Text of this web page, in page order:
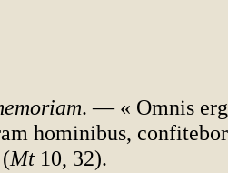
. — « Omnis
hominibus,
Mt 10, 32).